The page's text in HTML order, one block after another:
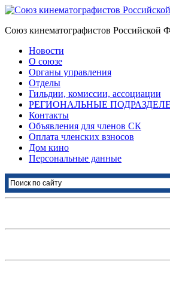
Союз кинематографистов Российской
Новости
О союзе
Органы управления
Отделы
Гильдии, комиссии, ассоциации
РЕГИОНАЛЬНЫЕ
Контакты
Объявления для членов СК
Оплата членских взносов
Дом кино
Персональные данные